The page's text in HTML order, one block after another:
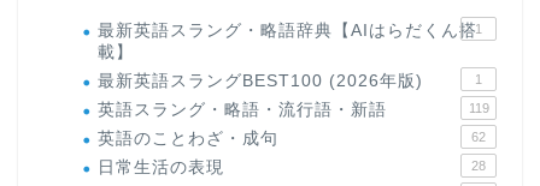
最新英語スラング・略語辞典【AIはらだくん搭
載】
1
最新英語スラングBEST100 (2026年版) 1
英語スラング・略語・流行語・新語 119
英語のことわざ・成句 62
日常生活の表現 28